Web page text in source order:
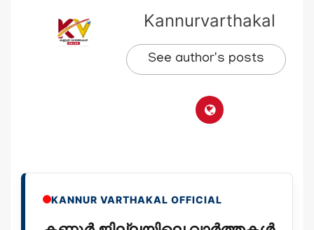
Kannurvarthakal
See author's posts
KANNUR VARTHAKAL OFFICIAL